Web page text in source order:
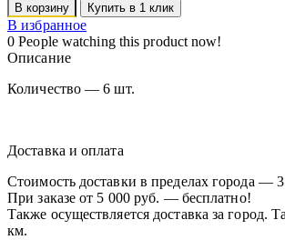
В корзину Купить в 1 клик
В избранное
0 People watching this product now!
Описание
Количество — 6 шт.
Доставка и оплата
Стоимость доставки в пределах города —
При заказе от 5 000 руб. — бесплатно!
Также осуществляется доставка за город.
км.